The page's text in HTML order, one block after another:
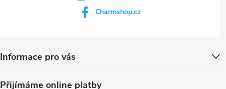
Charmshop.cz
Informace pro vás
Přijímáme online platby